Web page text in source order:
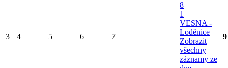
3 4 5 6 7
8
1
VESNA -
Loděnice
Zobrazit
všechny
záznamy ze
9